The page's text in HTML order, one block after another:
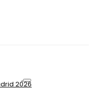
2026